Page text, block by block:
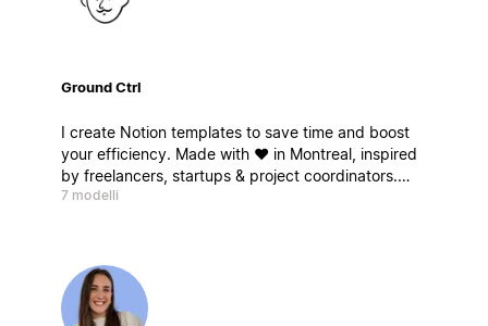
Ground Ctrl
I create Notion templates to save time and boost
your efficiency. Made with ❤️ in Montreal, inspired
by freelancers, startups & project coordinators.
Ready for takeoff ? Je crée des modèles Notion
7 modelli